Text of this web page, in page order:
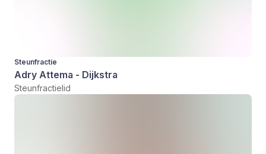
Steunfractie
Adry Attema - Dijkstra
Steunfractielid